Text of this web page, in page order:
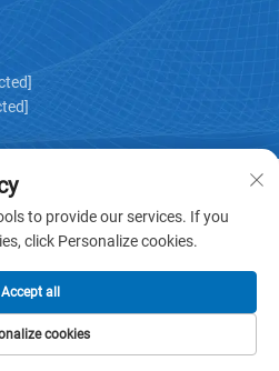
นส่วนตัว
to provide our services. If you
click Personalize cookies.
cookies
Accept all